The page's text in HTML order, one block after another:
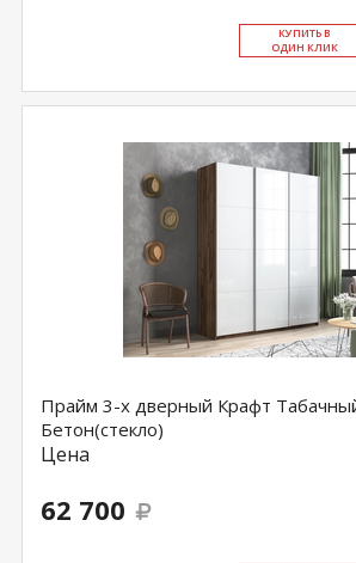
КУ­ПИТЬ В
ОДИН КЛИК
Прайм 3-х дверный Крафт
Бетон(стекло)
Цена
62 700